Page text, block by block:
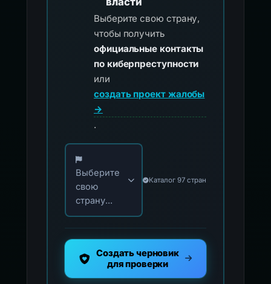
Выберите свою страну,
чтобы получить
официальные контакты
по киберпреступности
или
создать проект жалобы
→
.
Выберите свою страну для официальных
Выберите
свою
страну...
Каталог 97 стран
Создать черновик
для проверки